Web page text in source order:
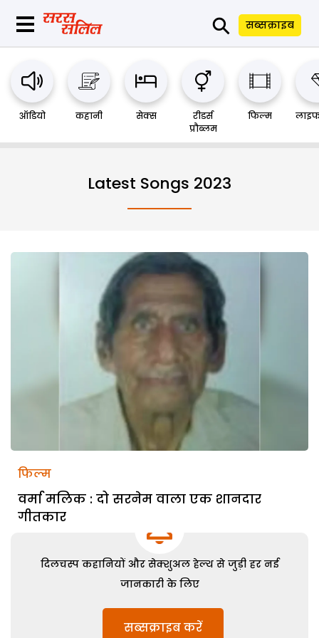
⚲ सब्सक्राइब
ऑडियो कहानी सेक्स
रीडर्स
प्रौब्लम
फिल्म
Latest Songs 2023
फिल्म
वर्मा मलिक : दो सरनेम वाला एक शानदार
गीतकार
दिलचस्प कहानियों और सेक्शुअल हेल्थ से जुड़ी हर नई
जानकारी के लिए
सब्सक्राइब करें